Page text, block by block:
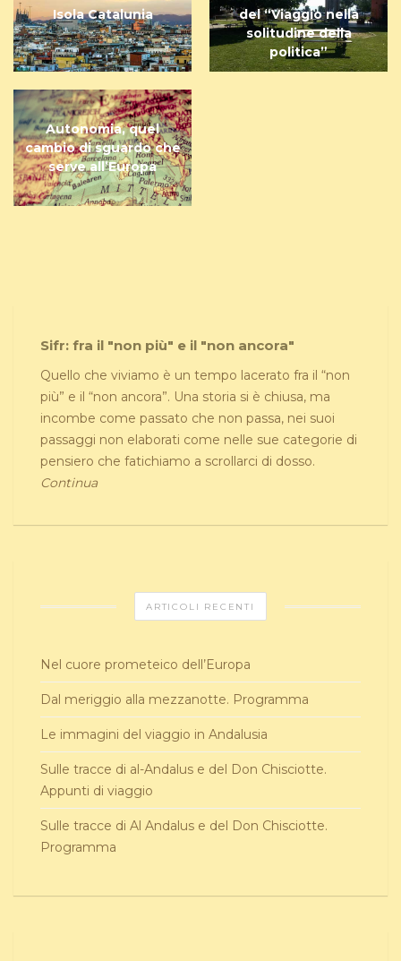
Isola Catalunia
del “Viaggio nella
solitudine della
politica”
Autonomia, quel
cambio di sguardo che
serve all’Europa
Sifr: fra il "non più" e il "non ancora"
Quello che viviamo è un tempo lacerato fra il “non
più” e il “non ancora”. Una storia si è chiusa, ma
incombe come passato che non passa, nei suoi
passaggi non elaborati come nelle sue categorie di
pensiero che fatichiamo a scrollarci di dosso.
Continua
ARTICOLI RECENTI
Nel cuore prometeico dell’Europa
Dal meriggio alla mezzanotte. Programma
Le immagini del viaggio in Andalusia
Sulle tracce di al-Andalus e del Don Chisciotte.
Appunti di viaggio
Sulle tracce di Al Andalus e del Don Chisciotte.
Programma